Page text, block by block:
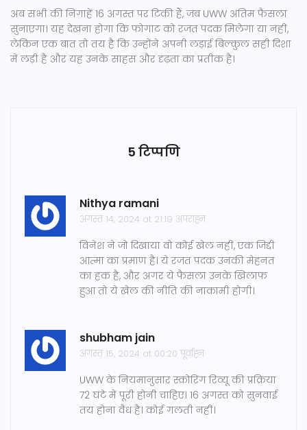
अब सभी की निगाहें 16 अगस्त पर टिकी हैं, जब UWW अंतिम फैसला
सुनाएगा। यह देखना होगा कि फोगाट को रजत पदक मिलेगा या नहीं,
लेकिन एक बात तो तय है कि उन्होंने अपनी लड़ाई बिल्कुल सही दिशा
में लड़ी है और यह उनके साहस और दृढ़ता का प्रतीक है।
5 टिप्पणि
Nithya ramani
अगस्त 14, 2024 at 21:19 अपराह्न
विनेश ने जो दिखाया वो कोई खेल नहीं, एक जिद्दी
आत्मा का प्रमाण है। ये रजत पदक उनकी मेहनत
का हक है, और अगर ये फैसला उनके खिलाफ
हुआ तो ये खेल की नीति की नाकामी होगी।
shubham jain
अगस्त 15, 2024 at 00:20 पूर्वाह्न
UWW के नियमानुसार स्कोरिंग रिव्यू की प्रक्रिया
72 घंटे में पूरी होनी चाहिए। 16 अगस्त को सुनवाई
तय होना वैध है। कोई गलती नहीं।